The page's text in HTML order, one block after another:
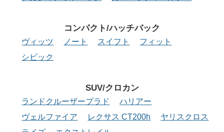
コンパクト/ハッチバック
ヴィッツ ノート スイフト
フィット
シビック
SUV/クロカン
ランドクルーザープラド
ハリアー
ヴェルファイア
レクサス CT200h
ヤリスクロス